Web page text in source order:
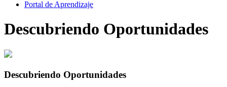
Portal de Aprendizaje
Descubriendo Oportunidades
Descubriendo Oportunidades